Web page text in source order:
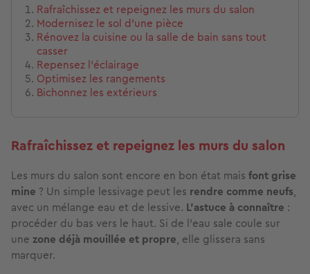
Rafraîchissez et repeignez les murs du salon
Modernisez le sol d’une pièce
Rénovez la cuisine ou la salle de bain sans tout
casser
Repensez l’éclairage
Optimisez les rangements
Bichonnez les extérieurs
Rafraîchissez et repeignez les murs du salon
Les murs du salon sont encore en bon état mais font grise
mine ? Un simple lessivage peut les rendre comme neufs,
avec un mélange eau et de lessive. L’astuce à connaître :
procéder du bas vers le haut. Si de l'eau sale coule sur
une zone déjà mouillée et propre, elle glissera sans
marquer.